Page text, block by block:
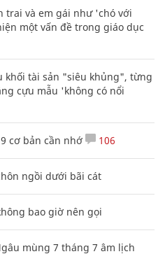
trai và em gái như 'chó với
một vấn đề trong giáo dục
khối tài sản "siêu khủng", từng
cựu mẫu 'không có nổi
cơ bản cần nhớ 106
ngồi dưới bãi cát
bao giờ nên gọi
mùng 7 tháng 7 âm lịch